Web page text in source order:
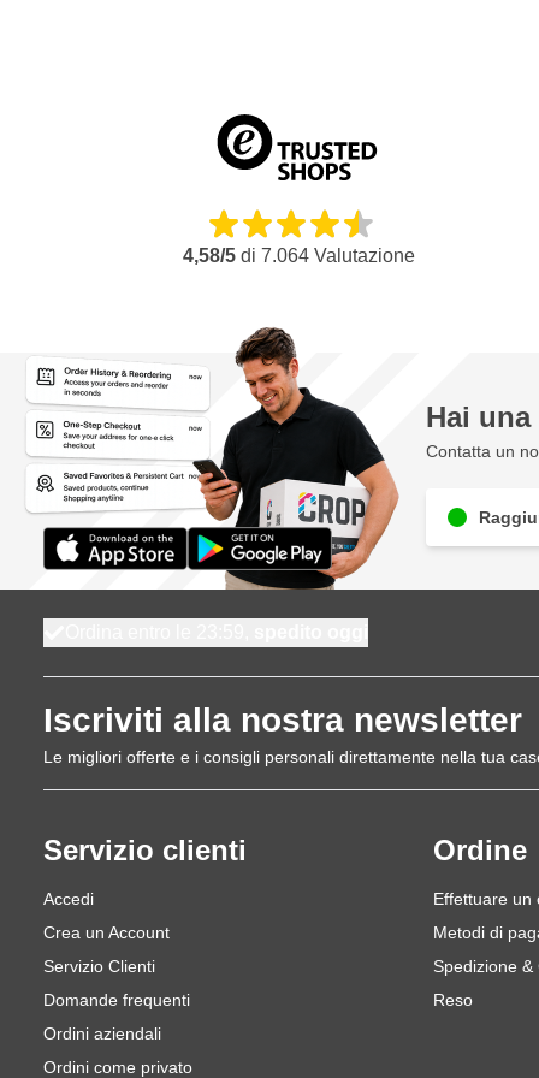
4,58/5di 7.064Valutazione
Hai
Contatta un
Iscriviti alla nostra newsletter
Le migliori offerte e i consigli personali direttamente nella tua
Servizio clienti
Accedi
Crea un Account
Servizio Clienti
Domande frequenti
Ordini aziendali
Ordini come privato
Ordine
Effettuare un
Metodi di
Spedizione &
Reso